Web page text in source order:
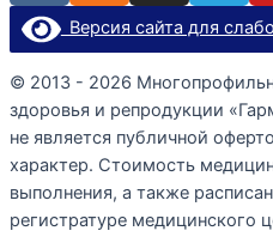
Версия сайта для
© 2013 - 2026
здоровья и репродукции
не является публичной
характер. Стоимость
выполнения, а также
регистратуре медицинского